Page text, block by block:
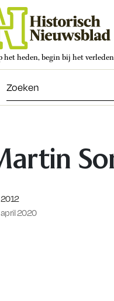
het heden, begin bij het verleden
op:
2020